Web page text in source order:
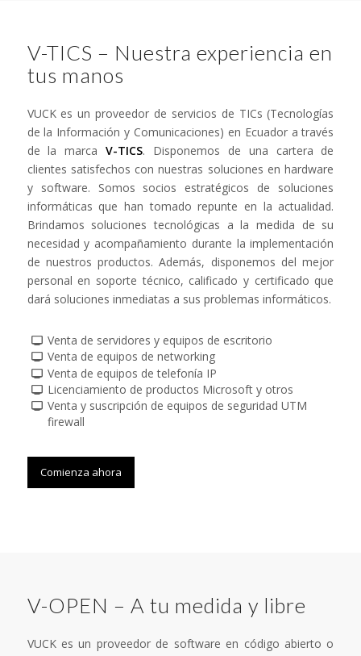
V-TICS – Nuestra experiencia en
tus manos
VUCK es un proveedor de servicios de TICs (Tecnologías
de la Información y Comunicaciones) en Ecuador a través
de la marcaV-TICS. Disponemos de una cartera de
clientes satisfechos con nuestras soluciones en hardware
y software. Somos socios estratégicos de soluciones
informáticas que han tomado repunte en la actualidad.
Brindamos soluciones tecnológicas a la medida de su
necesidad y acompañamiento durante la implementación
de nuestros productos. Además, disponemos del mejor
personal en soporte técnico, calificado y certificado que
dará soluciones inmediatas a sus problemas informáticos.
Venta de servidores y equipos de escritorio
Venta de equipos de networking
Venta de equipos de telefonía IP
Licenciamiento de productos Microsoft y otros
Venta y suscripción de equipos de seguridad UTM
firewall
Comienza ahora
V-OPEN – A tu medida y libre
VUCK es un proveedor de software en código abierto o